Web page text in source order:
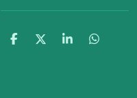
D
D
S
D